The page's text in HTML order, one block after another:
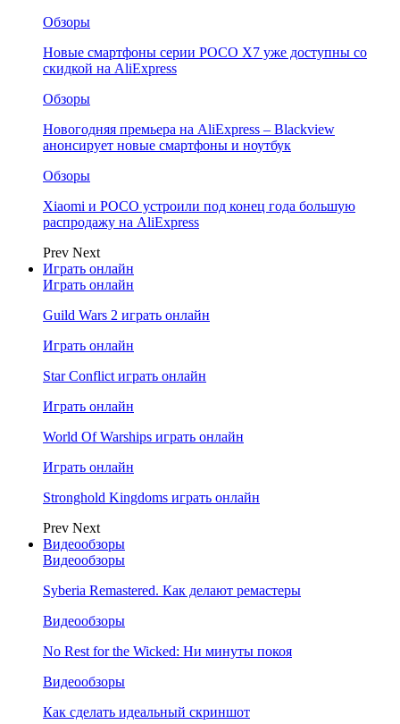
Обзоры
Новые смартфоны серии POCO X7 уже доступны со
скидкой на AliExpress
Обзоры
Новогодняя премьера на AliExpress – Blackview
анонсирует новые смартфоны и ноутбук
Обзоры
Xiaomi и POCO устроили под конец года большую
распродажу на AliExpress
Prev Next
Играть онлайн
Играть онлайн
Guild Wars 2 играть онлайн
Играть онлайн
Star Conflict играть онлайн
Играть онлайн
World Of Warships играть онлайн
Играть онлайн
Stronghold Kingdoms играть онлайн
Prev Next
Видеообзоры
Видеообзоры
Syberia Remastered. Как делают ремастеры
Видеообзоры
No Rest for the Wicked: Ни минуты покоя
Видеообзоры
Как сделать идеальный скриншот